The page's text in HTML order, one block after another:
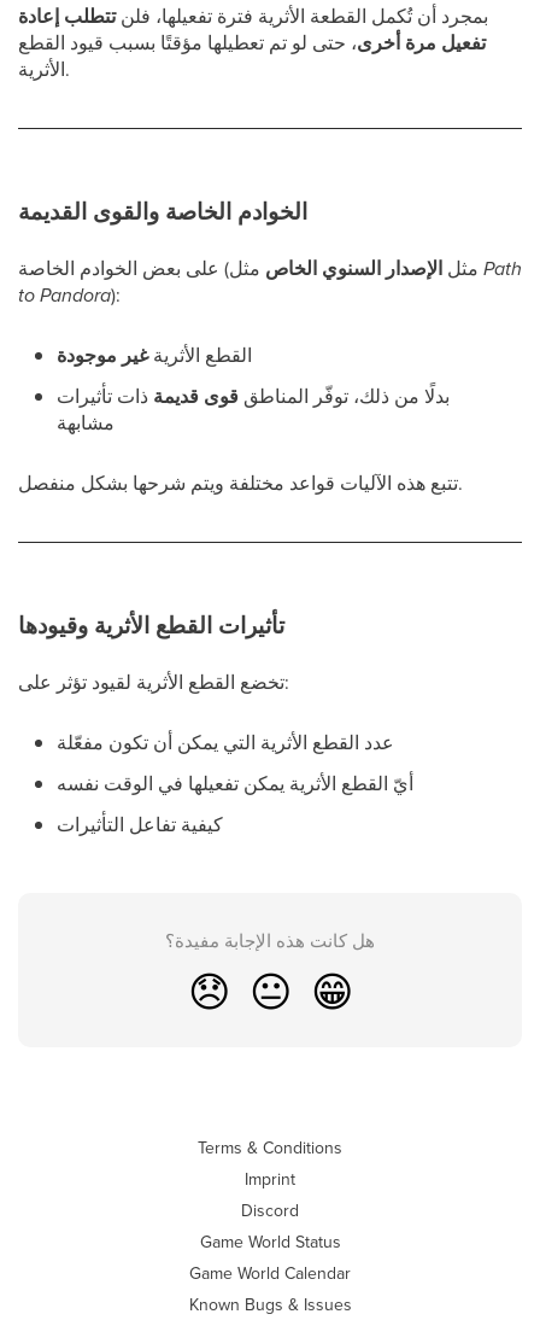
بمجرد أن تُكمل القطعة الأثرية فترة تفعيلها، فلنتتطلب إعادة
تفعيل مرة أخرى، حتى لو تم تعطيلها مؤقتًا بسبب قيود القطع
الأثرية.
الخوادم الخاصة والقوى القديمة
على بعض الخوادم الخاصة (مثل الإصدار السنوي الخاص
Path
to Pandora):
القطع الأثريةغير موجودة
بدلًا من ذلك، توفّر المناطق قوى قديمة ذات تأثيرات
مشابهة
تتبع هذه الآليات قواعد مختلفة ويتم شرحها بشكل منفصل.
تأثيرات القطع الأثرية وقيودها
تخضع القطع الأثرية لقيود تؤثر على:
عدد القطع الأثرية التي يمكن أن تكون مفعّلة
أيّ القطع الأثرية يمكن تفعيلها في الوقت نفسه
كيفية تفاعل التأثيرات
هل كانت هذه الإجابة مفيدة؟
😞 😐 😁
Terms & Conditions
Imprint
Discord
Game World Status
Game World Calendar
Known Bugs & Issues